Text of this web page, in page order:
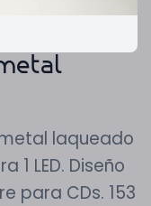
laqueado
1 LED. Diseño
para CDs. 153